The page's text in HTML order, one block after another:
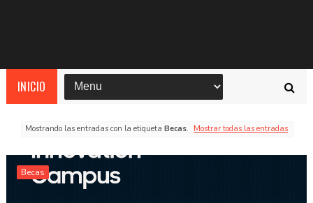
INICIO
Mostrando las entradas con la etiqueta Becas. Mostrar todas las entradas
Becas